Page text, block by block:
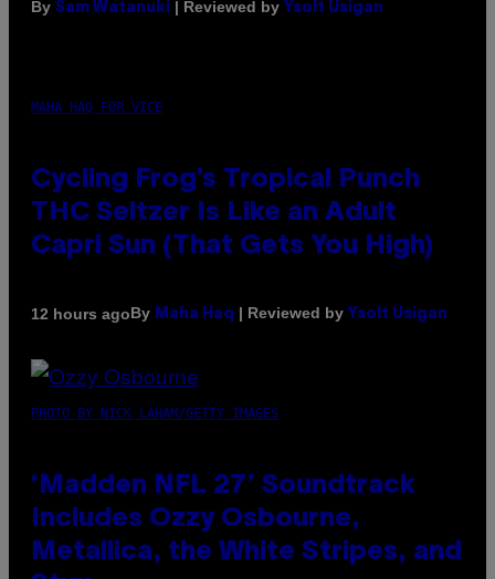
By Sam Watanuki | Reviewed by Ysolt Usigan
MAHA HAQ FOR VICE
Cycling Frog’s Tropical Punch
THC Seltzer Is Like an Adult
Capri Sun (That Gets You High)
12 hours agoBy Maha Haq | Reviewed by Ysolt Usigan
PHOTO BY NICK LAHAM/GETTY IMAGES
‘Madden NFL 27’ Soundtrack
Includes Ozzy Osbourne,
Metallica, the White Stripes, and